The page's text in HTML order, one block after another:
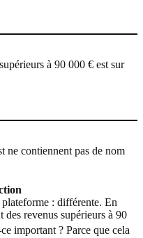
à 90 000 € est sur
ne contiennent pas de nom
plateforme : différente. En
revenus supérieurs à 90
important ? Parce que cela